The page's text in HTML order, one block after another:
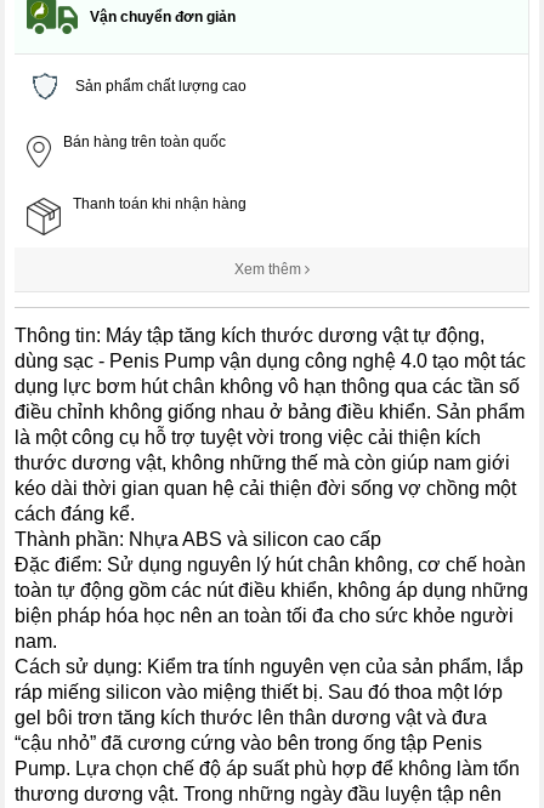
Vận chuyển đơn giản
Sản phẩm chất lượng cao
Bán hàng trên toàn quốc
Thanh toán khi nhận hàng
Xem thêm
Thông tin: Máy tập tăng kích thước dương vật tự động,
dùng sạc - Penis Pump vận dụng công nghệ 4.0 tạo một tác
dụng lực bơm hút chân không vô hạn thông qua các tần số
điều chỉnh không giống nhau ở bảng điều khiển. Sản phẩm
là một công cụ hỗ trợ tuyệt vời trong việc cải thiện kích
thước dương vật, không những thế mà còn giúp nam giới
kéo dài thời gian quan hệ cải thiện đời sống vợ chồng một
cách đáng kể.
Thành phần: Nhựa ABS và silicon cao cấp
Đặc điểm: Sử dụng nguyên lý hút chân không, cơ chế hoàn
toàn tự động gồm các nút điều khiển, không áp dụng những
biện pháp hóa học nên an toàn tối đa cho sức khỏe người
nam.
Cách sử dụng: Kiểm tra tính nguyên vẹn của sản phẩm, lắp
ráp miếng silicon vào miệng thiết bị. Sau đó thoa một lớp
gel bôi trơn tăng kích thước lên thân dương vật và đưa
“cậu nhỏ” đã cương cứng vào bên trong ống tập Penis
Pump. Lựa chọn chế độ áp suất phù hợp để không làm tổn
thương dương vật. Trong những ngày đầu luyện tập nên